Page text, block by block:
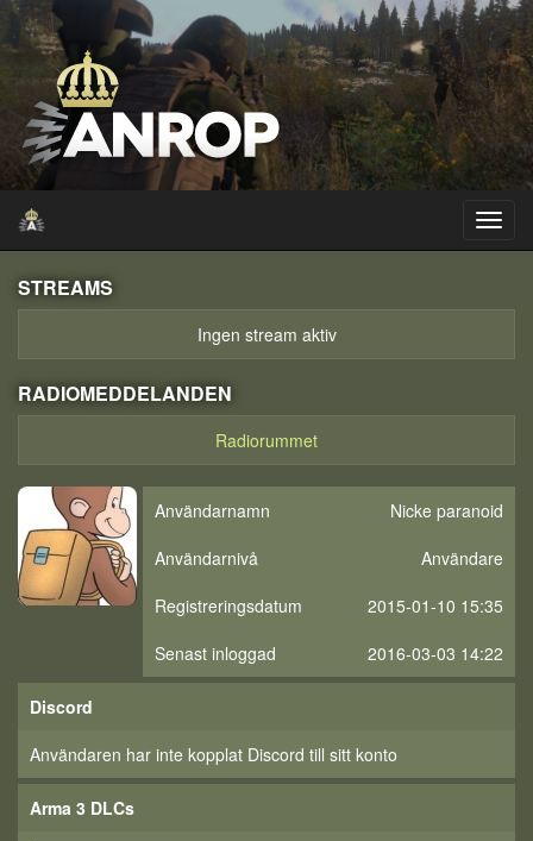
STREAMS
Ingen stream aktiv
RADIOMEDDELANDEN
Radiorummet
Användarnamn
Nicke paranoid
Användarnivå
Användare
Registreringsdatum
2015-01-10 15:35
Senast inloggad
2016-03-03 14:22
Discord
Användaren har inte kopplat Discord till sitt konto
Arma 3 DLCs